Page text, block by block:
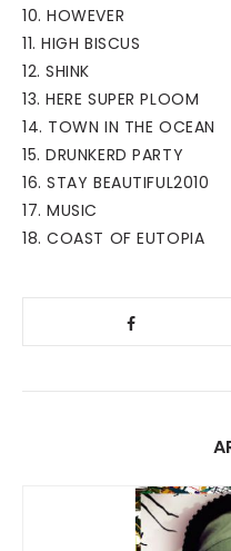
10. HOWEVER
11. HIGH BISCUS
12. SHINK
13. HERE SUPER PLOOM
14. TOWN IN THE OCEAN
15. DRUNKERD PARTY
16. STAY BEAUTIFUL2010
17. MUSIC
18. COAST OF EUTOPIA